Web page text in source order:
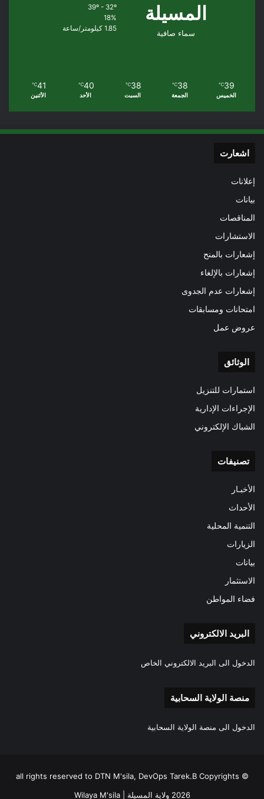
المسيلة
سماء صافية
18%
1.85 كيلومتر/ساعة
39
℃
الخميس
38
℃
الجمعة
38
℃
السبت
40
℃
الأحد
41
℃
الأثنين
اشعارت
إعلانات
بيانات
المناقصات
الاستشارات
إشعارات بالمنح
إشعارات بالإلغاء
إشعارات عدم الجدوى
امتحانات ومسابقات
عروض عمل
الوثائق
استمارات للتنزيل
الإجراءات الإدارية
الشباك الإلكتروني
تصنيفات
الأخبـار
الأحداث
التنمية المحلية
الزيارات
بيانات
الاستثمار
فضاء المواطن
البريد الالكتروني
الدخول الى البريد الالكتروني الخاص
منصة الولاية السحابية
الدخول الى منصة الولاية السحابية
all rights reserved to DTN M'sila, DevOps Tarek.B Copyrights ©
2026 ولاية المسيلة | Wilaya M'sila